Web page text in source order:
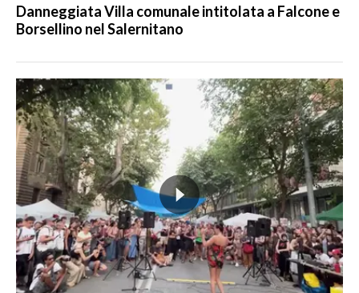
Danneggiata Villa comunale intitolata a Falcone e
Borsellino nel Salernitano